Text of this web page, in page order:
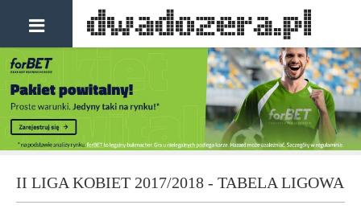
II LIGA KOBIET 2017/2018 - TABELA LIGOWA